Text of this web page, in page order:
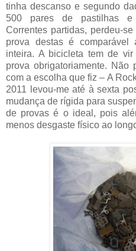
tinha descanso e segundo
500 pares de pastilhas e
Correntes partidas, perdeu-
prova destas é
inteira. A bicicleta tem de
prova obrigatoriamente.
com a escolha que fiz – A
2011 levou-me até à sexta
mudança de rígida para
de provas é o ideal, pois
menos desgaste físico ao